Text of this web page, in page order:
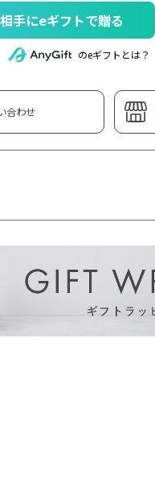
手にeギフトで贈る
のeギフトとは？
合わせ